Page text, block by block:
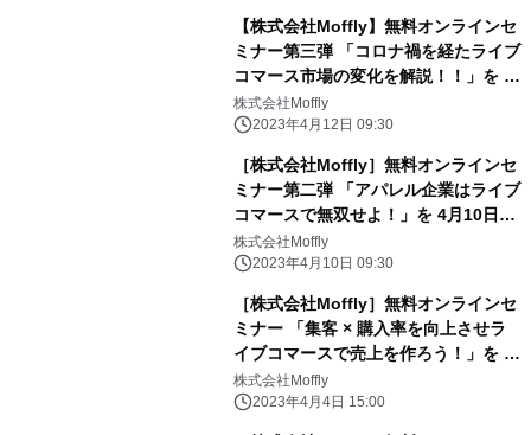
【株式会社Moffly】無料オンラインセ
ミナー第三弾 「コロナ禍を経たライブ
コマース市場の変化を解説！！」を 4
月14日(金)12:00～13:00にて開催
株式会社Moffly
2023年4月12日 09:30
［株式会社Moffly］無料オンラインセ
ミナー第二弾 「アパレル企業はライブ
コマースで無双せよ！」を 4月10日
(月)18:00～19:00にて開催
株式会社Moffly
2023年4月10日 09:30
［株式会社Moffly］無料オンラインセ
ミナー 「集客 × 購入率を向上させラ
イブコマースで売上を作ろう！」を 明
日4/5(水)18:00～19:00にて開催！
株式会社Moffly
2023年4月4日 15:00